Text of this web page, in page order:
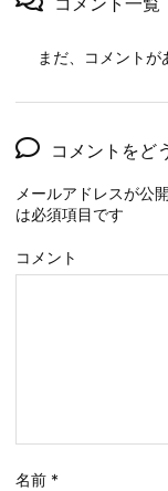
まだ、コメントが
コメントをど
メールアドレスが公
は必須項目です
コメント
名前 *